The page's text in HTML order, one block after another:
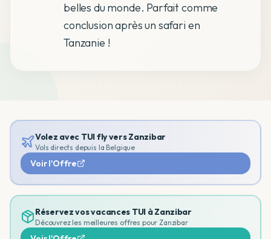
belles du monde. Parfait comme
conclusion après un safari en
Tanzanie !
Volez avec TUI fly versZanzibar
Vols directs depuis la Belgique
Voir l'Offre
Réservez vos vacances TUI àZanzibar
Découvrez les meilleures offres pourZanzibar